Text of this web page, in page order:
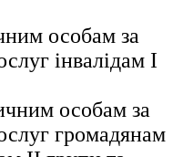
особам за
інвалідам I
особам за
громадянам